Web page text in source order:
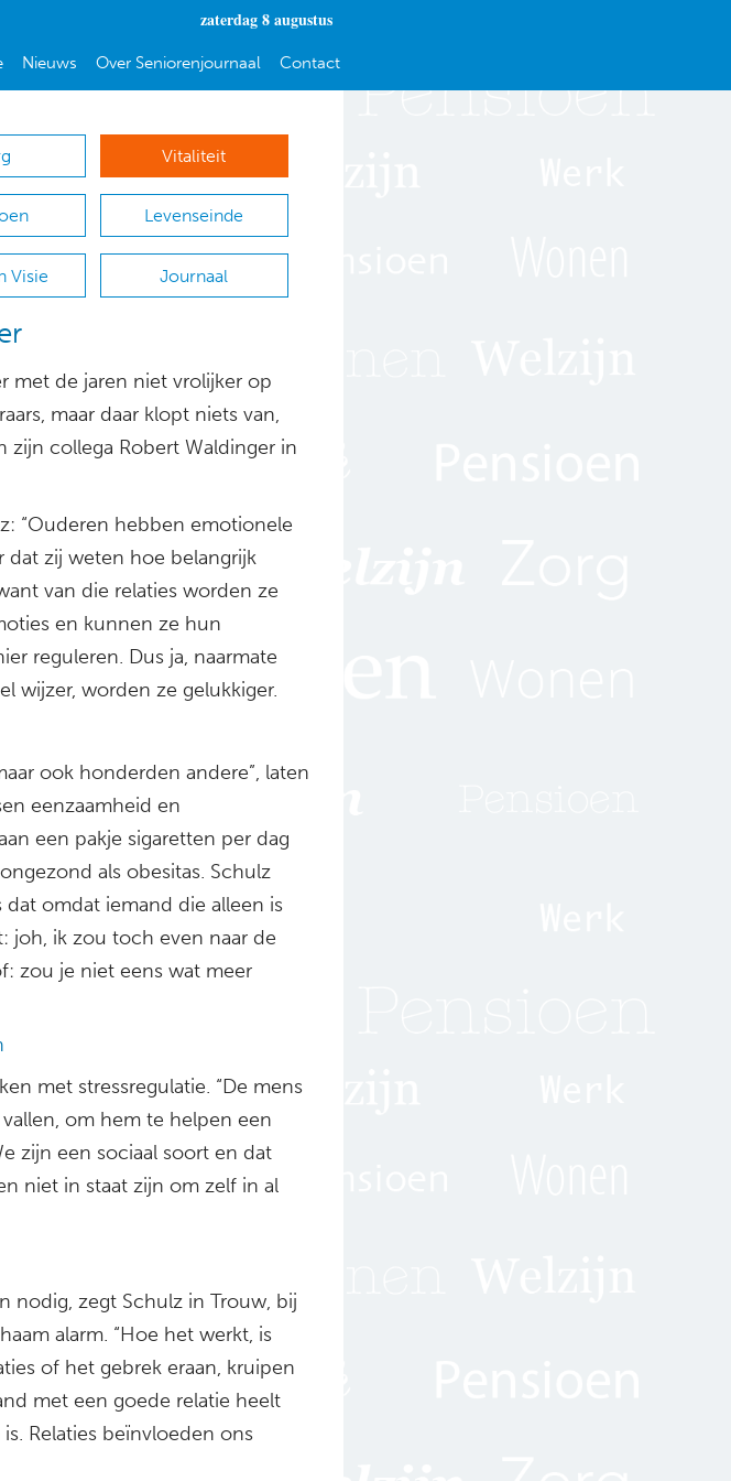
zaterdag 8 augustus
Nieuws Over Seniorenjournaal Contact
Vitaliteit
Levenseinde
Visie Journaal
met de jaren niet vrolijker op
maar daar klopt niets van,
zijn collega Robert Waldinger in
“Ouderen hebben emotionele
zij weten hoe belangrijk
van die relaties worden ze
en kunnen ze hun
reguleren. Dus ja, naarmate
wijzer, worden ze gelukkiger.
ook honderden andere”, laten
eenzaamheid en
een pakje sigaretten per dag
als obesitas. Schulz
dat omdat iemand die alleen is
joh, ik zou toch even naar de
zou je niet eens wat meer
met stressregulatie. “De mens
om hem te helpen een
zijn een sociaal soort en dat
niet in staat zijn om zelf in al
nodig, zegt Schulz in Trouw, bij
alarm. “Hoe het werkt, is
of het gebrek eraan, kruipen
met een goede relatie heelt
Relaties beïnvloeden ons